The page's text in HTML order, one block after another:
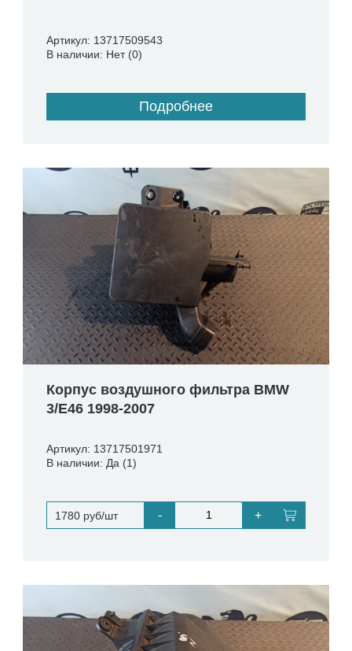
Артикул: 13717509543
В наличии: Нет (0)
Подробнее
Корпус воздушного фильтра BMW
3/E46 1998-2007
Артикул: 13717501971
В наличии: Да (1)
1780 руб/шт - +